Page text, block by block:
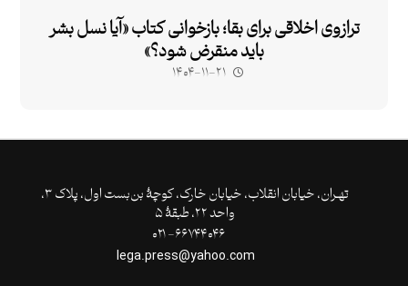
ترازوی اخلاقی برای بقا؛ بازخوانی کتاب «آیا نسل بشر
باید منقرض شود؟»
۱۴۰۴-۱۱-۲۱
تهـران،‌ خیابان انقلاب، خیابان خارک، کوچۀ بن‌بست اول، پلاک ۳،
واحد ۲۲، طبقۀ ۵